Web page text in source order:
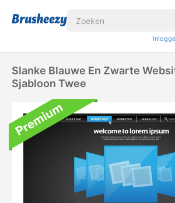
Slanke Blauwe En Zwarte
Sjabloon Twee